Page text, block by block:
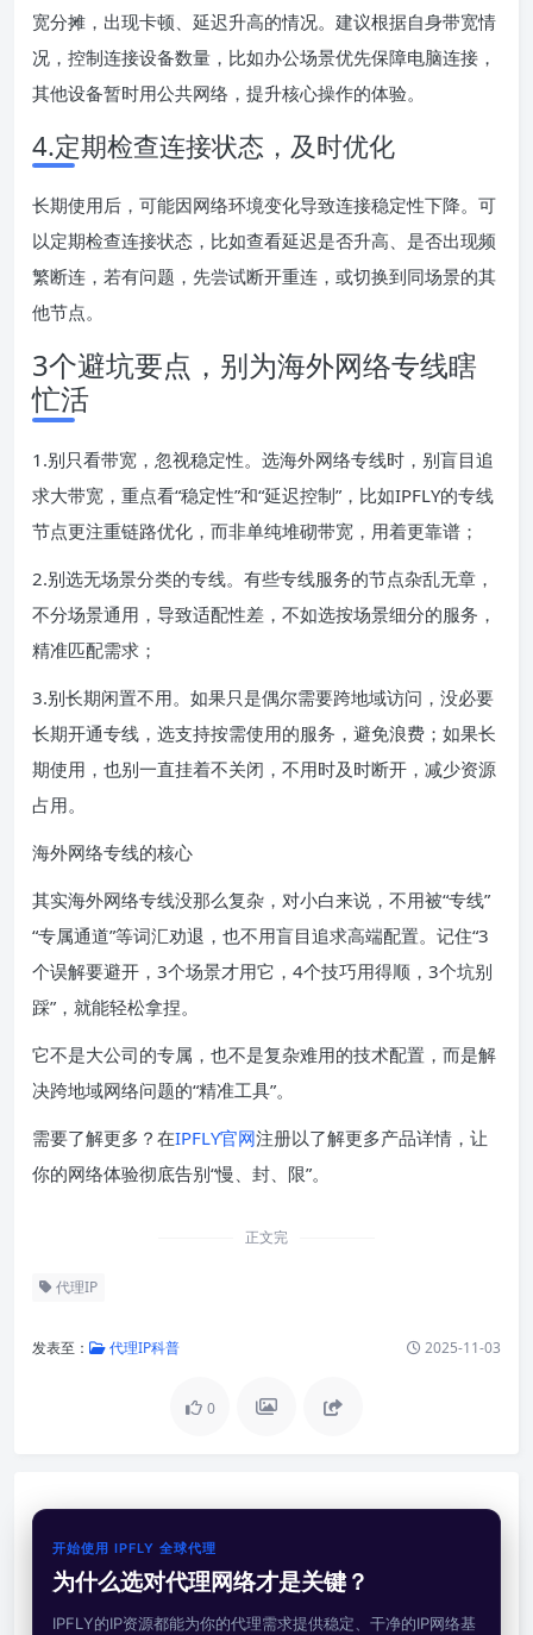
宽分摊，出现卡顿、延迟升高的情况。建议根据自身带宽情
况，控制连接设备数量，比如办公场景优先保障电脑连接，
其他设备暂时用公共网络，提升核心操作的体验。
4.定期检查连接状态，及时优化
长期使用后，可能因网络环境变化导致连接稳定性下降。可
以定期检查连接状态，比如查看延迟是否升高、是否出现频
繁断连，若有问题，先尝试断开重连，或切换到同场景的其
他节点。
3个避坑要点，别为海外网络专线瞎
忙活
1.别只看带宽，忽视稳定性。选海外网络专线时，别盲目追
求大带宽，重点看“稳定性”和“延迟控制”，比如IPFLY的专线
节点更注重链路优化，而非单纯堆砌带宽，用着更靠谱；
2.别选无场景分类的专线。有些专线服务的节点杂乱无章，
不分场景通用，导致适配性差，不如选按场景细分的服务，
精准匹配需求；
3.别长期闲置不用。如果只是偶尔需要跨地域访问，没必要
长期开通专线，选支持按需使用的服务，避免浪费；如果长
期使用，也别一直挂着不关闭，不用时及时断开，减少资源
占用。
海外网络专线的核心
其实海外网络专线没那么复杂，对小白来说，不用被“专线”
“专属通道”等词汇劝退，也不用盲目追求高端配置。记住“3
个误解要避开，3个场景才用它，4个技巧用得顺，3个坑别
踩”，就能轻松拿捏。
它不是大公司的专属，也不是复杂难用的技术配置，而是解
决跨地域网络问题的“精准工具”。
需要了解更多？在IPFLY官网注册以了解更多产品详情，让
你的网络体验彻底告别“慢、封、限”。
正文完
代理IP
发表至： 代理IP科普 2025-11-03
0
开始使用 IPFLY 全球代理
为什么选对代理网络才是关键？
IPFLY的IP资源都能为你的代理需求提供稳定、干净的IP网络基